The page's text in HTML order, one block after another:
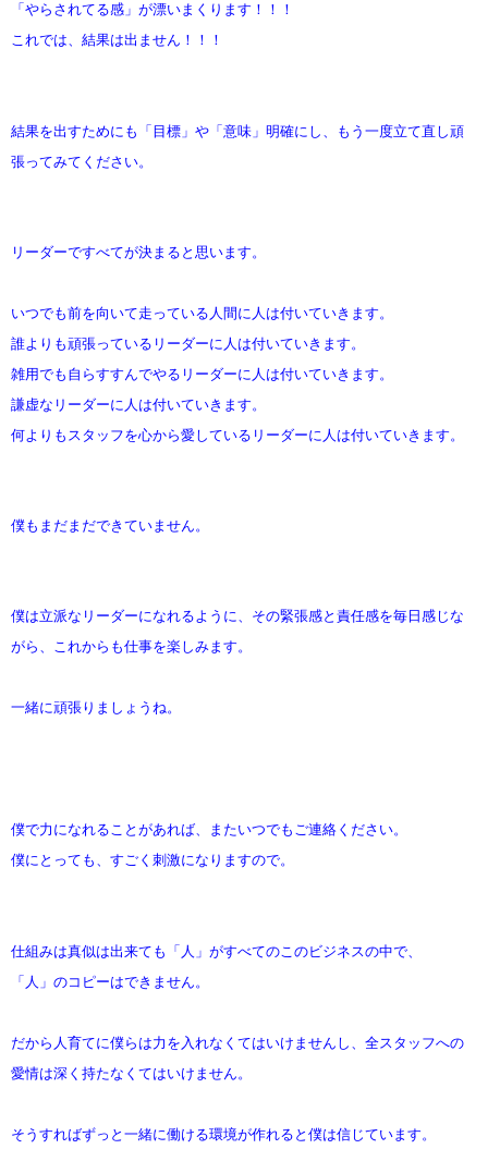
「やらされてる感」が漂いまくります！！！
これでは、結果は出ません！！！
結果を出すためにも「目標」や「意味」明確にし、もう一度立て直し頑
張ってみてください。
リーダーですべてが決まると思います。
いつでも前を向いて走っている人間に人は付いていきます。
誰よりも頑張っているリーダーに人は付いていきます。
雑用でも自らすすんでやるリーダーに人は付いていきます。
謙虚なリーダーに人は付いていきます。
何よりもスタッフを心から愛しているリーダーに人は付いていきます。
僕もまだまだできていません。
僕は立派なリーダーになれるように、その緊張感と責任感を毎日感じな
がら、これからも仕事を楽しみます。
一緒に頑張りましょうね。
僕で力になれることがあれば、またいつでもご連絡ください。
僕にとっても、すごく刺激になりますので。
仕組みは真似は出来ても「人」がすべてのこのビジネスの中で、
「人」のコピーはできません。
だから人育てに僕らは力を入れなくてはいけませんし、全スタッフへの
愛情は深く持たなくてはいけません。
そうすればずっと一緒に働ける環境が作れると僕は信じています。